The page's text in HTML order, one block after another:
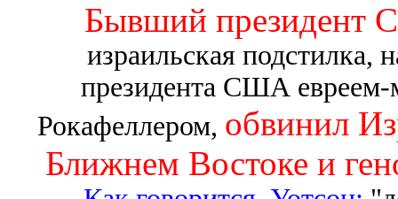
Бывший
израильская подстилка,
президента США евреем-
Рокафеллером, обвинил
Ближнем Востоке и